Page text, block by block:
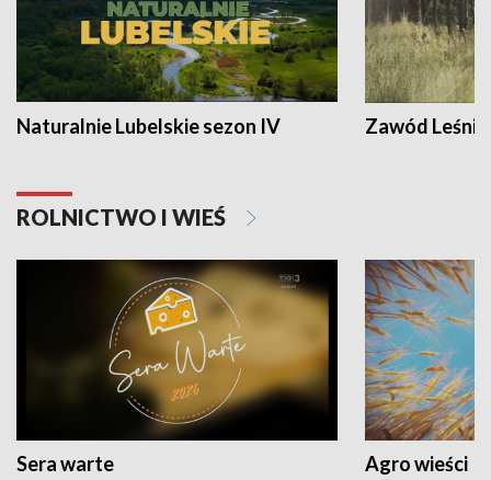
Naturalnie Lubelskie sezon IV Zawód Leśnik
ROLNICTWO I WIEŚ
Sera warte Agro wieści